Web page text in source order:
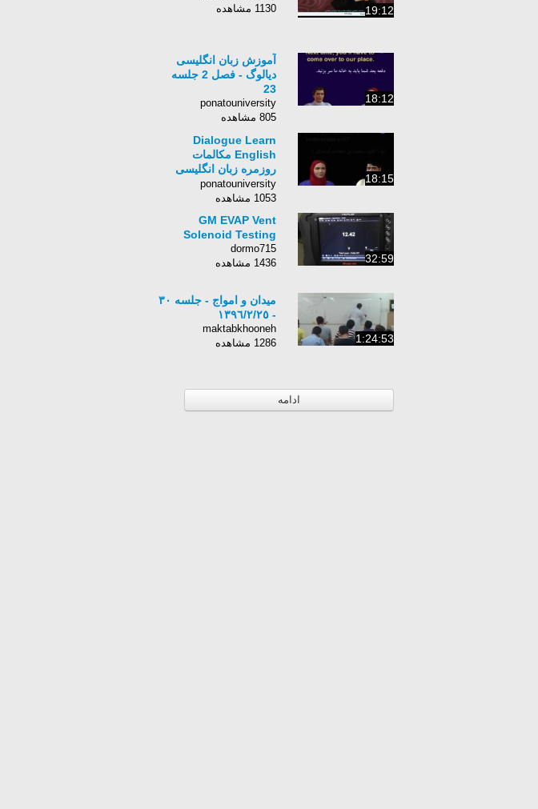
19:12
1130 مشاهده
18:12
آموزش زبان انگلیسی
دیالوگ - فصل 2 جلسه
23
ponatouniversity
805 مشاهده
18:15
Dialogue Learn
English مکالمات
روزمره زبان انگلیسی
دیالوگ S1E51
ponatouniversity
1053 مشاهده
32:59
GM EVAP Vent
Solenoid Testing
dormo715
1436 مشاهده
1:24:53
میدان و امواج - جلسه ٣٠
- ١٣٩٦/٢/٢٥
maktabkhooneh
1286 مشاهده
ادامه